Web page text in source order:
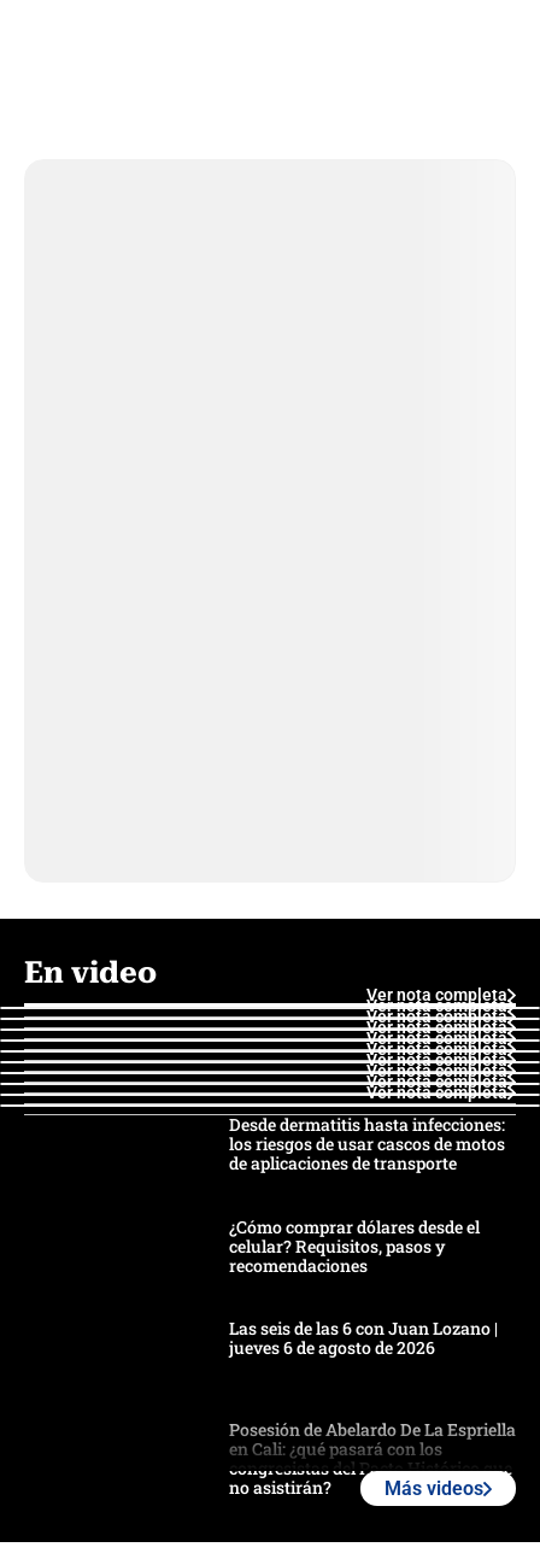
En video
Ver nota completa
Ver nota completa
Ver nota completa
Ver nota completa
Ver nota completa
Ver nota completa
Ver nota completa
Ver nota completa
Ver nota completa
Ver nota completa
Desde dermatitis hasta infecciones:
los riesgos de usar cascos de motos
de aplicaciones de transporte
¿Cómo comprar dólares desde el
celular? Requisitos, pasos y
recomendaciones
Las seis de las 6 con Juan Lozano |
jueves 6 de agosto de 2026
Posesión de Abelardo De La Espriella
en Cali: ¿qué pasará con los
congresistas del Pacto Histórico que
no asistirán?
Más videos